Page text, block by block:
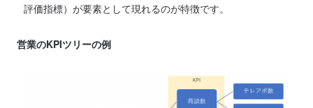
評価指標）が要素として現れるのが特徴です。
営業のKPIツリーの例